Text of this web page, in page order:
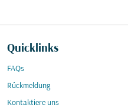
Quicklinks
FAQs
Rückmeldung
Kontaktiere uns